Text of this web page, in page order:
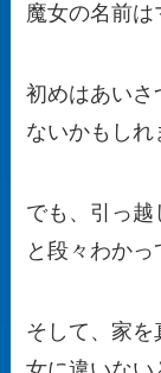
魔女の名前は
初めはあいさ
ないかもしれ
でも、引っ越
と段々わかっ
そして、家